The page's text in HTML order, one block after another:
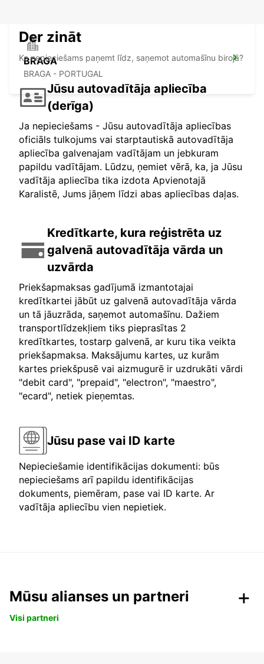
BRAGA
BRAGA - PORTUGAL
Der zināt
Ko nepieciešams paņemt līdz, saņemot automašīnu birojā?
Jūsu autovadītāja apliecība
(derīga)
Ja nepieciešams - Jūsu autovadītāja apliecības
oficiāls tulkojums vai starptautiskā autovadītāja
apliecība galvenajam vadītājam un jebkuram
papildu vadītājam. Lūdzu, ņemiet vērā, ka, ja Jūsu
vadītāja apliecība tika izdota Apvienotajā
Karalistē, Jums jāņem līdzi abas apliecības daļas.
Kredītkarte, kura reģistrēta uz
galvenā autovadītāja vārda un
uzvārda
Priekšapmaksas gadījumā izmantotajai
kredītkartei jābūt uz galvenā autovadītāja vārda
un tā jāuzrāda, saņemot automašīnu. Dažiem
transportlīdzekļiem tiks pieprasītas 2
kredītkartes, tostarp galvenā, ar kuru tika veikta
priekšapmaksa. Maksājumu kartes, uz kurām
kartes priekšpusē vai aizmugurē ir uzdrukāti vārdi
"debit card", "prepaid", "electron", "maestro",
"ecard", netiek pieņemtas.
Jūsu pase vai ID karte
Nepieciešamie identifikācijas dokumenti: būs
nepieciešams arī papildu identifikācijas
dokuments, piemēram, pase vai ID karte. Ar
vadītāja apliecību vien nepietiek.
Mūsu alianses un partneri
Visi partneri